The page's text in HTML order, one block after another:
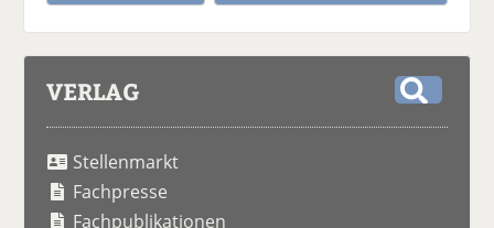
VERLAG
Stellenmarkt
Fachpresse
Fachpublikationen